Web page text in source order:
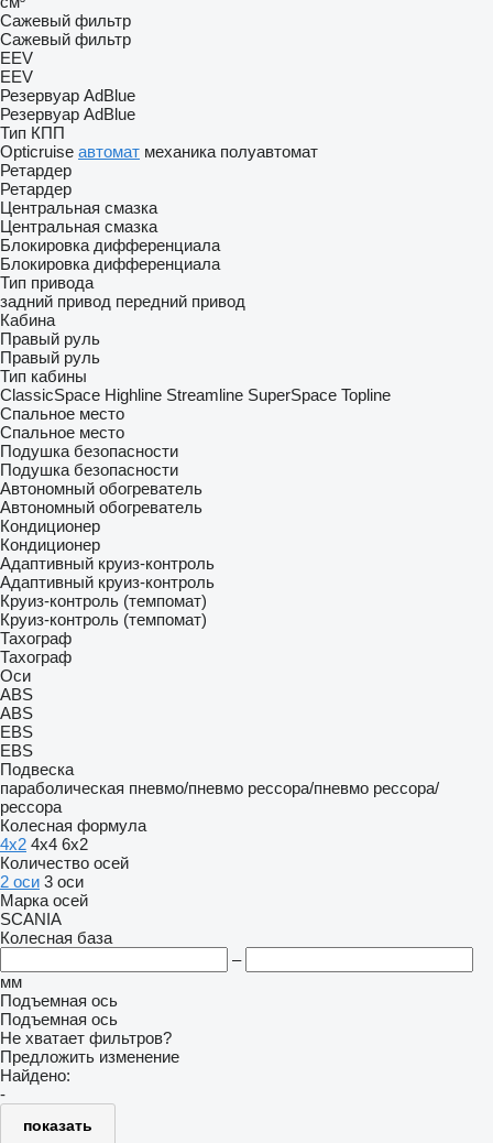
Сажевый фильтр
Сажевый фильтр
EEV
EEV
Резервуар AdBlue
Резервуар AdBlue
Тип КПП
Opticruise автомат механика полуавтомат
Ретардер
Ретардер
Центральная смазка
Центральная смазка
Блокировка дифференциала
Блокировка дифференциала
Тип привода
задний привод передний привод
Кабина
Правый руль
Правый руль
Тип кабины
ClassicSpace Highline Streamline SuperSpace Topline
Спальное место
Спальное место
Подушка безопасности
Подушка безопасности
Автономный обогреватель
Автономный обогреватель
Кондиционер
Кондиционер
Адаптивный круиз-контроль
Адаптивный круиз-контроль
Круиз-контроль (темпомат)
Круиз-контроль (темпомат)
Тахограф
Тахограф
Оси
ABS
ABS
EBS
EBS
Подвеска
параболическая пневмо/пневмо рессора/пневмо рессора/
рессора
Колесная формула
4x2 4x4 6x2
Количество осей
2 оси 3 оси
Марка осей
SCANIA
Колесная база
–
мм
Подъемная ось
Подъемная ось
Не хватает фильтров?
Предложить изменение
Найдено:
-
показать